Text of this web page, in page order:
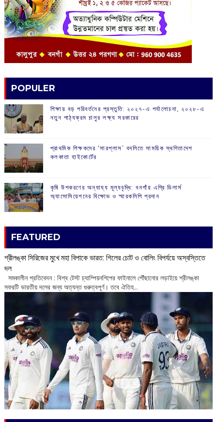
POPULER
শিক্ষায় বড় পরিবর্তনের প্রস্তুতি: ২০২৭-এ পর্যালোচনা, ২০২৮-এ
নতুন পাঠ্যক্রম চালুর লক্ষ্য সরকারের
প্রাথমিক শিক্ষকদের ‘সারপ্লাস’ বদলিতে সাময়িক স্থগিতাদেশ
কলকাতা হাইকোর্টের
কৃষি উপকরণের অন্যায্য মূল্যবৃদ্ধি: বনগাঁয় এগ্রি ডিলার্স
অ্যাসোসিয়েশনের বিক্ষোভ ও স্মারকলিপি প্রদান
FEATURED
শ্রীলঙ্কা সিরিজের মুখে মহা বিপাকে ভারত: গিলের চোট ও বোলিং বিপর্যয়ে অস্বস্তিতে
দল
‌ সমকালীন প্রতিবেদন : বিশ্ব টেস্ট চ্যাম্পিয়নশিপের ফাইনালে পৌঁছানোর লড়াইয়ে শ্রীলঙ্কা
সফরটি ভারতীয় দলের জন্য অত্যন্ত গুরুত্বপূর্ণ। তবে ঐতিহ...